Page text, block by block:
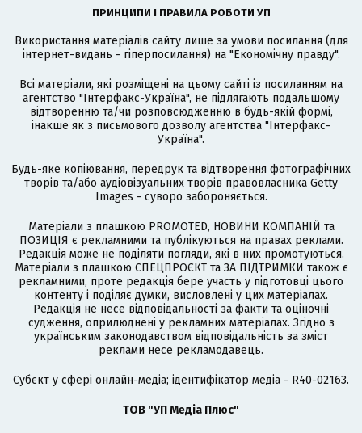
ПРИНЦИПИ І ПРАВИЛА РОБОТИ УП
Використання матеріалів сайту лише за умови посилання (для
інтернет-видань - гіперпосилання) на "Економічну правду".
Всі матеріали, які розміщені на цьому сайті із посиланням на
агентство "Інтерфакс-Україна", не підлягають подальшому
відтворенню та/чи розповсюдженню в будь-якій формі,
інакше як з письмового дозволу агентства "Інтерфакс-
Україна".
Будь-яке копіювання, передрук та відтворення фотографічних
творів та/або аудіовізуальних творів правовласника Getty
Images - суворо забороняється.
Матеріали з плашкою PROMOTED, НОВИНИ КОМПАНІЙ та
ПОЗИЦІЯ є рекламними та публікуються на правах реклами.
Редакція може не поділяти погляди, які в них промотуються.
Матеріали з плашкою СПЕЦПРОЄКТ та ЗА ПІДТРИМКИ також є
рекламними, проте редакція бере участь у підготовці цього
контенту і поділяє думки, висловлені у цих матеріалах.
Редакція не несе відповідальності за факти та оціночні
судження, оприлюднені у рекламних матеріалах. Згідно з
українським законодавством відповідальність за зміст
реклами несе рекламодавець.
Cубєкт у сфері онлайн-медіа; ідентифікатор медіа - R40-02163.
ТОВ "УП Медіа Плюс"